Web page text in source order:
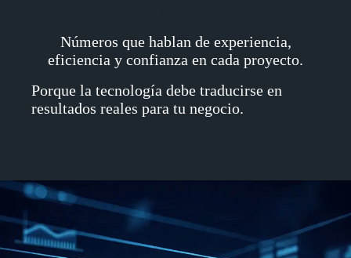
Números que hablan de experiencia,
eficiencia y confianza en cada proyecto.
Porque la tecnología debe traducirse en
resultados reales para tu negocio.